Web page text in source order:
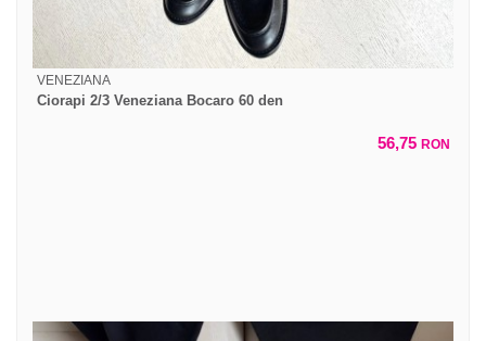
VENEZIANA
Ciorapi 2/3 Veneziana Bocaro 60 den
56,75 RON